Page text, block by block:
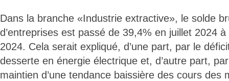
Dans la branche «Industrie extractive», le solde
d’entreprises est passé de 39,4% en juillet 2024
2024. Cela serait expliqué, d’une part, par le
desserte en énergie électrique et, d’autre part,
maintien d’une tendance baissière des cours des